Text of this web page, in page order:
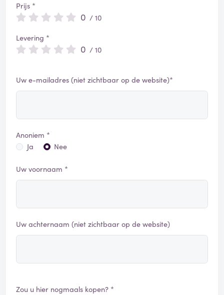
Prijs *
0 / 10
Levering *
0 / 10
Uw e-mailadres (niet zichtbaar op de website)*
Anoniem *
Ja
Nee
Uw voornaam *
Uw achternaam (niet zichtbaar op de website)
Zou u hier nogmaals kopen? *